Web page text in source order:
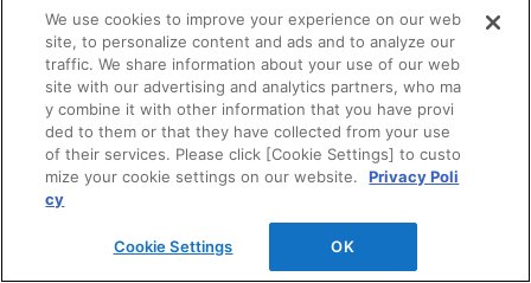
シミュレーションツール
24時間換気システム〈エアスマート〉
簡易設計見積ソフト
R&Dセンター環境測定・分析サービス
商品マスター申し込み
We use cookies to improve your experience on our web
site, to personalize content and ads and to analyze our
traffic. We share information about your use of our web
site with our advertising and analytics partners, who ma
y combine it with other information that you have provi
ded to them or that they have collected from your use
of their services. Please click [Cookie Settings] to custo
mize your cookie settings on our website.
Privacy Poli
cy
Cookie Settings OK